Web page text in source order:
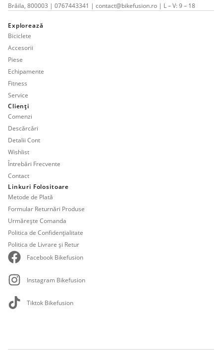
Brăila, 800003 | 0767443341 | contact@bikefusion.ro | L – V: 9 – 18
Explorează
Biciclete
Accesorii
Piese
Echipamente
Fitness
Service
Clienți
Comenzi
Descărcări
Detalii Cont
Wishlist
Întrebări Frecvente
Contact
Linkuri Folositoare
Metode de Plată
Formular Returnări Produse
Urmărește Comanda
Politica de Confidențialitate
Politica de Livrare și Retur
Facebook Bikefusion
Instagram Bikefusion
Tiktok Bikefusion